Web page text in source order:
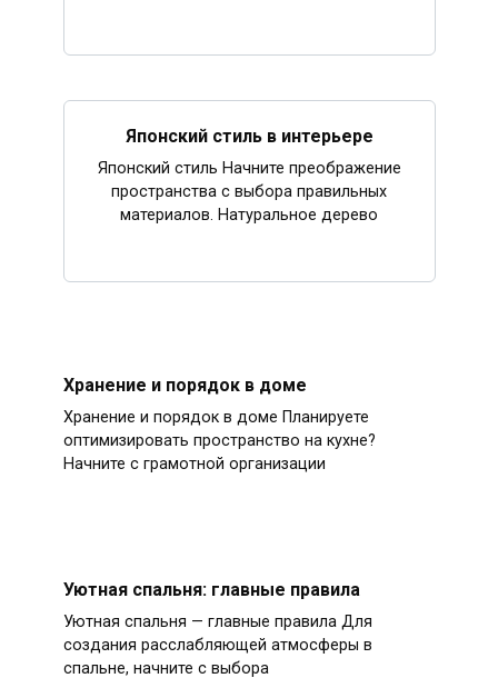
Японский стиль в интерьере
Японский стиль Начните преображение
пространства с выбора правильных
материалов. Натуральное дерево
Хранение и порядок в доме
Хранение и порядок в доме Планируете
оптимизировать пространство на кухне?
Начните с грамотной организации
Уютная спальня: главные правила
Уютная спальня — главные правила Для
создания расслабляющей атмосферы в
спальне, начните с выбора